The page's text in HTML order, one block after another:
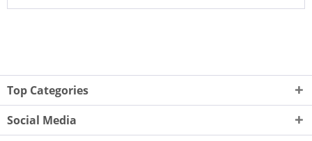
Top Categories
Social Media